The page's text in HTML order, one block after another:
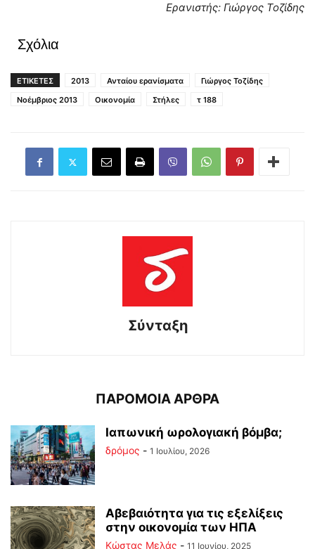
Ερανιστής: Γιώργος Τοζίδης
Σχόλια
ΕΤΙΚΕΤΕΣ 2013 Ανταίου ερανίσματα
Γιώργος Τοζίδης
Νοέμβριος 2013
Οικονομία Στήλες τ 188
Σύνταξη
ΠΑΡΟΜΟΙΑ ΑΡΘΡΑ
Ιαπωνική ωρολογιακή βόμβα;
δρόμος - 1 Ιουλίου, 2026
Αβεβαιότητα για τις εξελίξεις
στην οικονομία των ΗΠΑ
Κώστας Μελάς - 11 Ιουνίου, 2025